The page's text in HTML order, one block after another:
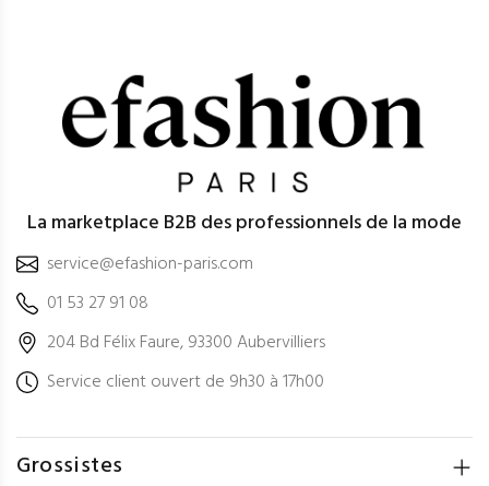
La marketplace B2B des professionnels de la mode
service@efashion-paris.com
01 53 27 91 08
204 Bd Félix Faure, 93300 Aubervilliers
Service client ouvert de 9h30 à 17h00
Grossistes